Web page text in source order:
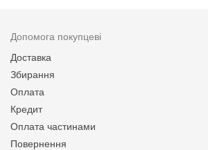
Допомога покупцеві
Доставка
Збирання
Оплата
Кредит
Оплата частинами
Повернення